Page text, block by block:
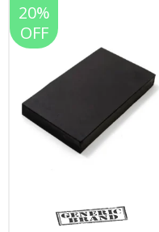
20%
OFF